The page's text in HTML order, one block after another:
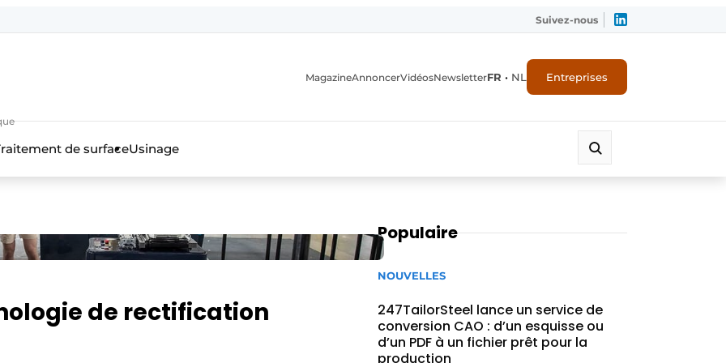
Suivez-nous
MagazineAnnoncerVidéosNewsletterFR • NL Entreprises
de surfaceUsinage
de rectification
Populaire
NOUVELLES
247TailorSteel lance un service de
conversion CAO : d’un esquisse ou
d’un PDF à un fichier prêt pour la
production